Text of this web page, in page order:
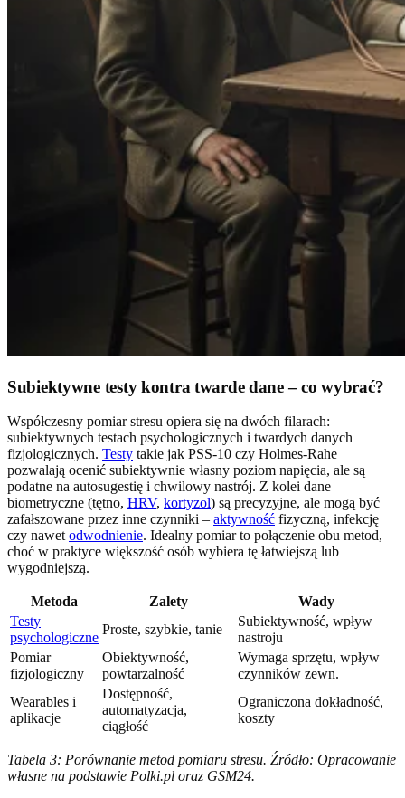
Subiektywne testy kontra twarde dane – co wybrać?
Współczesny pomiar stresu opiera się na dwóch filarach:
subiektywnych testach psychologicznych i twardych danych
fizjologicznych. Testy takie jak PSS-10 czy Holmes-Rahe
pozwalają ocenić subiektywnie własny poziom napięcia, ale są
podatne na autosugestię i chwilowy nastrój. Z kolei dane
biometryczne (tętno, HRV, kortyzol) są precyzyjne, ale mogą być
zafałszowane przez inne czynniki – aktywność fizyczną, infekcję
czy nawet odwodnienie. Idealny pomiar to połączenie obu metod,
choć w praktyce większość osób wybiera tę łatwiejszą lub
wygodniejszą.
Metoda Zalety
Wady
Testy
psychologiczne
Proste, szybkie, tanie
Subiektywność, wpływ
nastroju
Pomiar
fizjologiczny
Obiektywność,
powtarzalność
Wymaga sprzętu, wpływ
czynników zewn.
Wearables i
aplikacje
Dostępność,
automatyzacja,
ciągłość
Ograniczona dokładność,
koszty
Tabela 3: Porównanie metod pomiaru stresu. Źródło: Opracowanie
własne na podstawie Polki.pl oraz GSM24.